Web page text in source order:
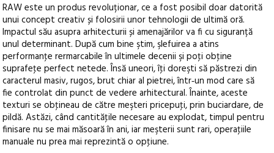
RAW este un produs revoluționar, ce a fost posibil doar datorită
unui concept creativ și folosirii unor tehnologii de ultimă oră.
Impactul său asupra arhitecturii și amenajărilor va fi cu siguranță
unul determinant. După cum bine ştim, şlefuirea a atins
performanţe rermarcabile în ultimele decenii şi poţi obţine
suprafeţe perfect netede. Însă uneori, îţi doreşti să păstrezi din
caracterul masiv, rugos, brut chiar al pietrei, într‑un mod care să
fie controlat din punct de vedere arhitectural. Înainte, aceste
texturi se obţineau de către meşteri pricepuţi, prin buciardare, de
pildă. Astăzi, când cantităţile necesare au explodat, timpul pentru
finisare nu se mai măsoară în ani, iar meşterii sunt rari, operaţiile
manuale nu prea mai reprezintă o opţiune.